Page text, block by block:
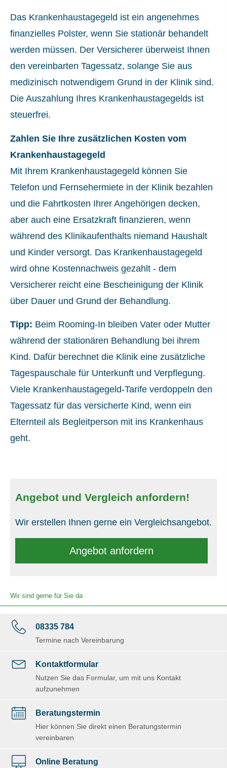
Das Krankenhaustagegeld ist ein angenehmes
finanzielles Polster, wenn Sie stationär behandelt
werden müssen. Der Versicherer überweist Ihnen
den vereinbarten Tagessatz, solange Sie aus
medizinisch notwendigem Grund in der Klinik sind.
Die Auszahlung Ihres Krankenhaustagegelds ist
steuerfrei.
Zahlen Sie Ihre zusätzlichen Kosten vom
Krankenhaustagegeld
Mit Ihrem Krankenhaustagegeld können Sie
Telefon und Fernsehermiete in der Klinik bezahlen
und die Fahrtkosten Ihrer Angehörigen decken,
aber auch eine Ersatzkraft finanzieren, wenn
während des Klinikaufenthalts niemand Haushalt
und Kinder versorgt. Das Krankenhaustagegeld
wird ohne Kostennachweis gezahlt - dem
Versicherer reicht eine Bescheinigung der Klinik
über Dauer und Grund der Behandlung.
Tipp: Beim Rooming-In bleiben Vater oder Mutter
während der stationären Behandlung bei ihrem
Kind. Dafür berechnet die Klinik eine zusätzliche
Tagespauschale für Unterkunft und Verpflegung.
Viele Krankenhaustagegeld-Tarife verdoppeln den
Tagessatz für das versicherte Kind, wenn ein
Elternteil als Begleitperson mit ins Krankenhaus
geht.
Angebot und Vergleich anfordern!
Wir erstellen Ihnen gerne ein Vergleichsangebot.
An­ge­bot an­for­dern
Wir sind gerne für Sie da
08335 784
Termine nach Vereinbarung
Kontaktformular
Nutzen Sie das Formular, um mit uns Kontakt
aufzunehmen
Beratungstermin
Hier können Sie direkt einen Beratungstermin
vereinbaren
Online Beratung